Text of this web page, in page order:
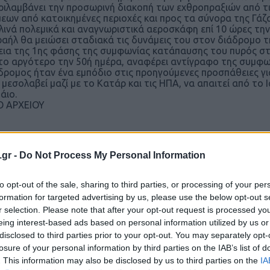
- Do Not Process My Personal Information
opt-out of the sale, sharing to third parties, or processing of your
for targeted advertising by us, please use the below opt-out
selection. Please note that after your opt-out request is processed
interest-based ads based on personal information utilized by us
to third parties prior to your opt-out. You may separately
of your personal information by third parties on the IAB’s list of
This information may also be disclosed by us to third parties on the
την προσωρινή διακοπή των εχθροπραξιών από
από κατοικημένες περιοχές και προς τα σύνορα της
πολεμικά και αναγνωριστικά αεροσκάφη επί 10 ώρες
θα μειώσει σταδιακά τις δυνάμεις του στον
της 1ης φάσης της συμφωνίας κατάπαυσης του πυρός
αργότερο την 50ή ημέρα, αναφέρει αντίγραφο της
ήταν ένα εμπόδιο στις προηγούμενες προσπάθειες
μεσολαβεί μαζί με το Κατάρ και τις ΗΠΑ, να απαιτεί από
Ακολουθήστε το ΠΤΗΣΗστοGoogle News
και μάθετε πρώτοι όλες τις ειδήσεις.
που δημοσιεύονται στο flight.com.gr εκφράζουν τους
απαραίτητα τον ιστότοπο. Απαγορεύεται η αναδημοσίευση
Σε αντίθετη περίπτωση θα λαμβάνονται νομικά μέτρα. Ο
το δικαίωμα ελέγχου των σχολίων, τα οποία εκφράζουν